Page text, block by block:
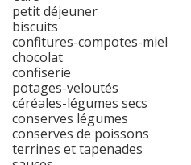
petit déjeuner
biscuits
confitures-compotes-miel
chocolat
confiserie
potages-veloutés
céréales-légumes secs
conserves légumes
conserves de poissons
terrines et tapenades